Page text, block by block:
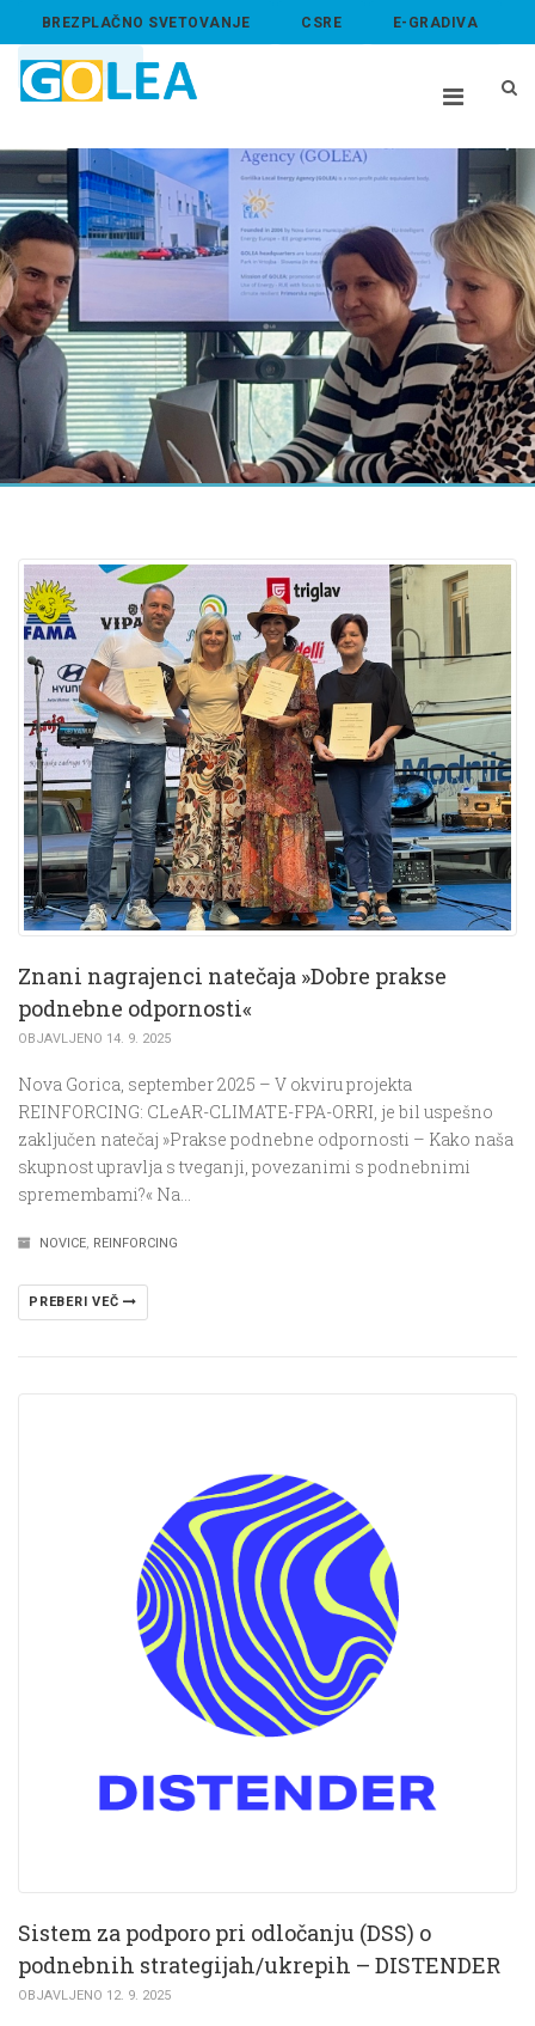
BREZPLAČNO SVETOVANJE CSRE E-GRADIVA
ABOUT US
Znani nagrajenci natečaja »Dobre prakse
podnebne odpornosti«
OBJAVLJENO 14. 9. 2025
Nova Gorica, september 2025 – V okviru projekta
REINFORCING: CLeAR-CLIMATE-FPA-ORRI, je bil uspešno
zaključen natečaj »Prakse podnebne odpornosti – Kako naša
skupnost upravlja s tveganji, povezanimi s podnebnimi
spremembami?« Na…
NOVICE, REINFORCING
PREBERI VEČ
Sistem za podporo pri odločanju (DSS) o
podnebnih strategijah/ukrepih – DISTENDER
OBJAVLJENO 12. 9. 2025